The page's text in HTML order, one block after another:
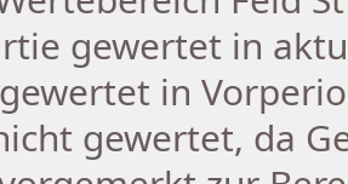
gewertet in
in
gewertet, da